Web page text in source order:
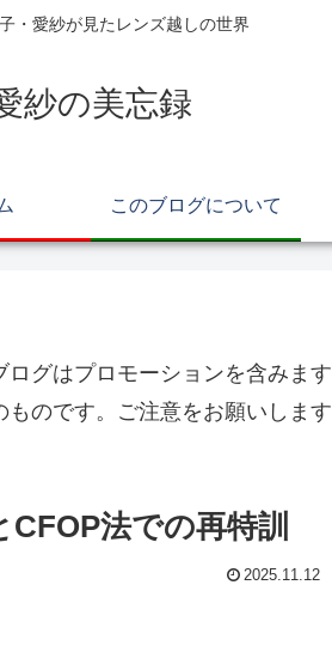
・愛紗が見たレンズ越しの世界
紗の美忘録
このブログについて
グはプロモーションを含みます
のです。ご注意をお願いします
法での再特訓
2025.11.12